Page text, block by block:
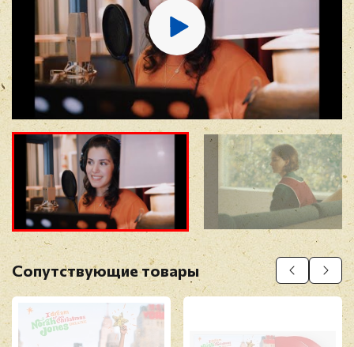
Отзыв*
Прикрепить фото
Оставить отзыв
Перед публикацией отзывы проходят
модерацию
Сопутствующие товары